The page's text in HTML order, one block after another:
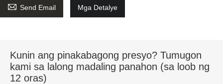
 Send Email Mga Detalye
Kunin ang pinakabagong presyo? Tumugon
kami sa lalong madaling panahon (sa loob ng
12 oras)